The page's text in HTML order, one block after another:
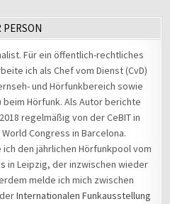
PERSON
Für ein öffentlich-rechtliches
ich als Chef vom Dienst (CvD)
und Hörfunkbereich sowie
beim Hörfunk. Als Autor berichte
regelmäßig von der CeBIT in
Congress in Barcelona.
den jährlichen Hörfunkpool vom
in Leipzig, der inzwischen wieder
melde ich mich zwischen
derInternationalen Funkausstellung